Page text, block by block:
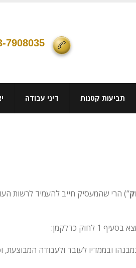
7908035
תביעות קטנות דיני עבודה
“) הרי שהמעסיק חייב להעמיד לרשות
כדלקמן:
ובממדיו לעובד ולעבודה המבוצעת,